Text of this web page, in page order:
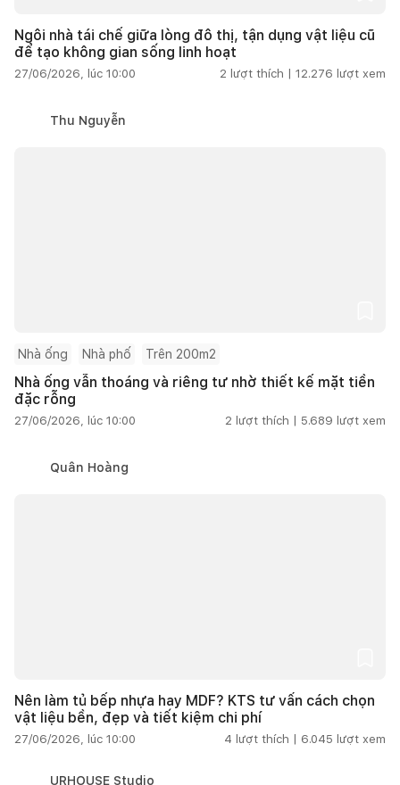
Ngôi nhà tái chế giữa lòng đô thị, tận dụng vật liệu cũ
để tạo không gian sống linh hoạt
27/06/2026, lúc 10:00 2 lượt thích | 12.276 lượt xem
Thu Nguyễn
Nhà ống Nhà phố Trên 200m2
Nhà ống vẫn thoáng và riêng tư nhờ thiết kế mặt tiền
đặc rỗng
27/06/2026, lúc 10:00 2 lượt thích | 5.689 lượt xem
Quân Hoàng
Nên làm tủ bếp nhựa hay MDF? KTS tư vấn cách chọn
vật liệu bền, đẹp và tiết kiệm chi phí
27/06/2026, lúc 10:00 4 lượt thích | 6.045 lượt xem
URHOUSE Studio